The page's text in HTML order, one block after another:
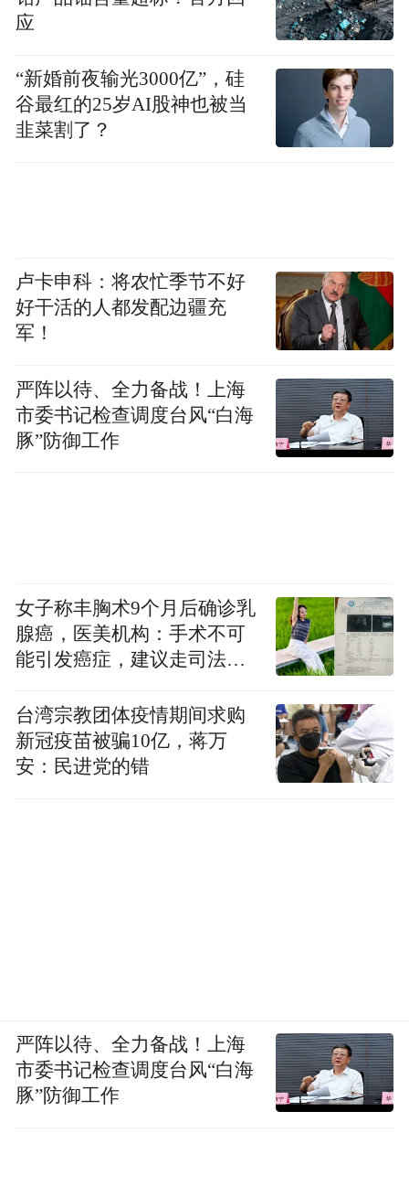
应
“新婚前夜输光3000亿”，硅
谷最红的25岁AI股神也被当
韭菜割了？
卢卡申科：将农忙季节不好
好干活的人都发配边疆充
军！
严阵以待、全力备战！上海
市委书记检查调度台风“白海
豚”防御工作
女子称丰胸术9个月后确诊乳
腺癌，医美机构：手术不可
能引发癌症，建议走司法途
台湾宗教团体疫情期间求购
新冠疫苗被骗10亿，蒋万
安：民进党的错
严阵以待、全力备战！上海
市委书记检查调度台风“白海
豚”防御工作